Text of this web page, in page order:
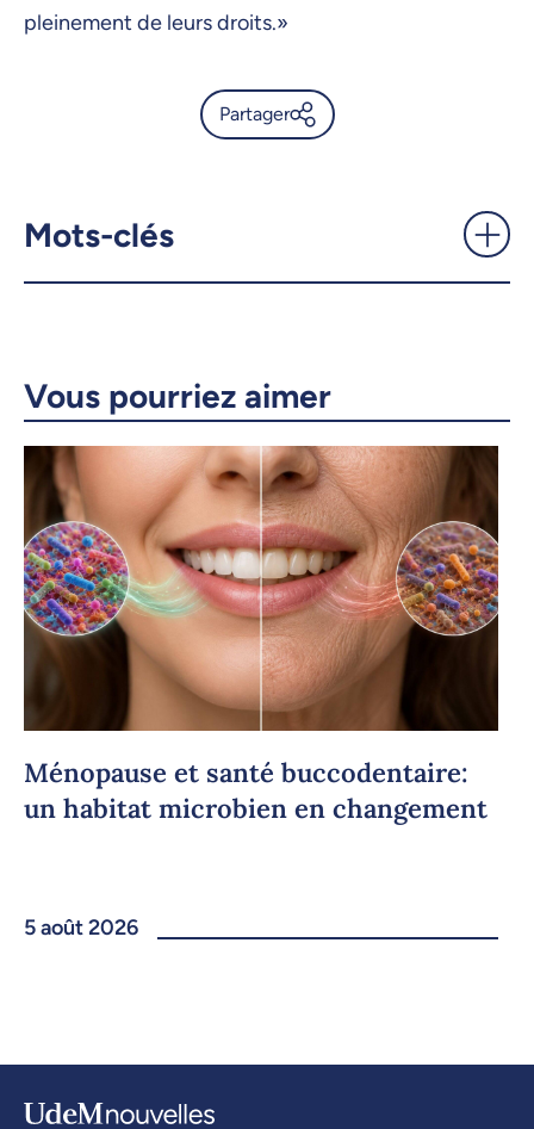
pleinement de leurs droits.»
Partager
LinkedIn
Copier le lien
Mots-clés
Vous pourriez aimer
Ménopause et santé buccodentaire:
un habitat microbien en changement
5 août 2026